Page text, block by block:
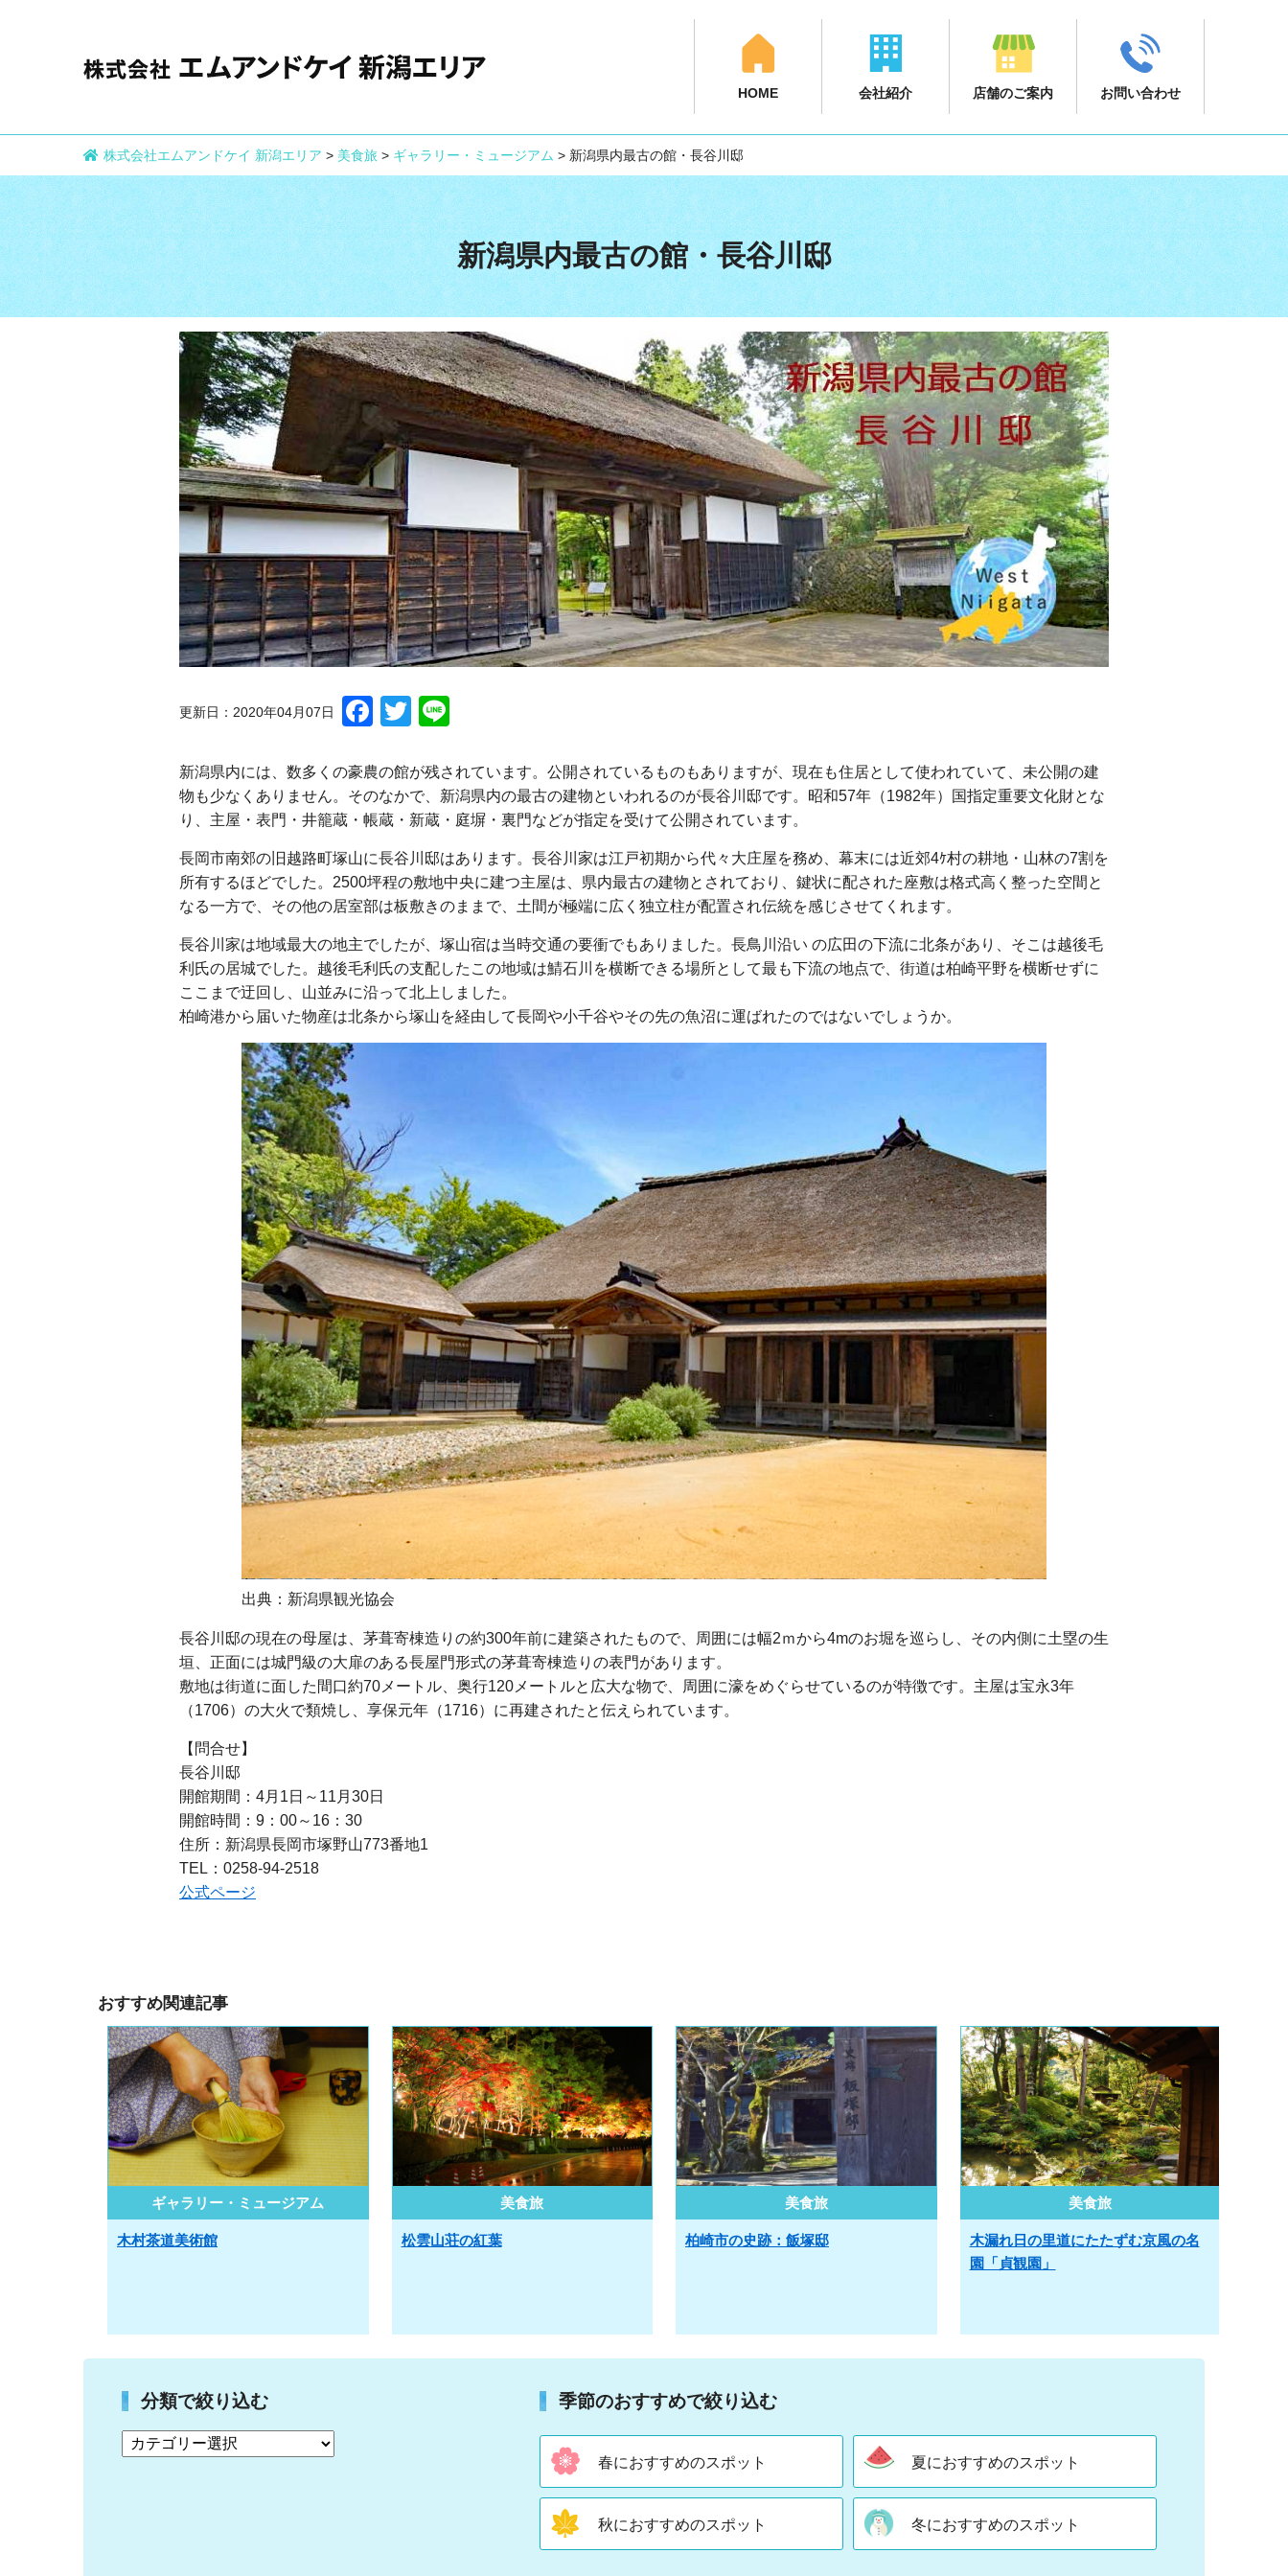
HOME 会社紹介 店舗のご案内 お問い合わせ
株式会社エムアンドケイ 新潟エリア > 美食旅 > ギャラリー・ミュージアム > 新潟県内最古の館・長谷川邸
新潟県内最古の館・長谷川邸
更新日：2020年04月07日 Facebook
Twitter
新潟県内には、数多くの豪農の館が残されています。公開されているものもありますが、現在も住居として使われていて、未公開の建
物も少なくありません。そのなかで、新潟県内の最古の建物といわれるのが長谷川邸です。昭和57年（1982年）国指定重要文化財とな
り、主屋・表門・井籠蔵・帳蔵・新蔵・庭塀・裏門などが指定を受けて公開されています。
長岡市南郊の旧越路町塚山に長谷川邸はあります。長谷川家は江戸初期から代々大庄屋を務め、幕末には近郊4ｹ村の耕地・山林の7割を
所有するほどでした。2500坪程の敷地中央に建つ主屋は、県内最古の建物とされており、鍵状に配された座敷は格式高く整った空間と
なる一方で、その他の居室部は板敷きのままで、土間が極端に広く独立柱が配置され伝統を感じさせてくれます。
長谷川家は地域最大の地主でしたが、塚山宿は当時交通の要衝でもありました。長鳥川沿い の広田の下流に北条があり、そこは越後毛
利氏の居城でした。越後毛利氏の支配したこの地域は鯖石川を横断できる場所として最も下流の地点で、街道は柏崎平野を横断せずに
ここまで迂回し、山並みに沿って北上しました。
柏崎港から届いた物産は北条から塚山を経由して長岡や小千谷やその先の魚沼に運ばれたのではないでしょうか。
出典：新潟県観光協会
長谷川邸の現在の母屋は、茅葺寄棟造りの約300年前に建築されたもので、周囲には幅2ｍから4mのお堀を巡らし、その内側に土塁の生
垣、正面には城門級の大扉のある長屋門形式の茅葺寄棟造りの表門があります。
敷地は街道に面した間口約70メートル、奥行120メートルと広大な物で、周囲に濠をめぐらせているのが特徴です。主屋は宝永3年
（1706）の大火で類焼し、享保元年（1716）に再建されたと伝えられています。
【問合せ】
長谷川邸
開館期間：4月1日～11月30日
開館時間：9：00～16：30
住所：新潟県長岡市塚野山773番地1
TEL：0258-94-2518
公式ページ
おすすめ関連記事
ギャラリー・ミュージアム
木村茶道美術館
美食旅
松雲山荘の紅葉
美食旅
柏崎市の史跡：飯塚邸
美食旅
木漏れ日の里道にたたずむ京風の名
園「貞観園」
分類で絞り込む 季節のおすすめで絞り込む
春におすすめのスポット 夏におすすめのスポット
秋におすすめのスポット 冬におすすめのスポット